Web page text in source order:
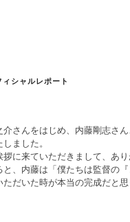
シャルレポート
さんをはじめ、内藤剛志さ
ました。
に来ていただきまして、あ
、内藤は「僕たちは監督の
だいた時が本当の完成だと